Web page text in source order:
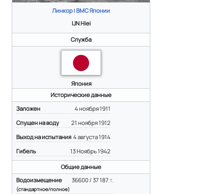
Линкор | ВМС Японии
IJN Hiei
Служба
Япония
Исторические данные
4 ноября 1911
Заложен
21 ноября 1912
Спущен на воду
4 августа 1914
Выход на испытания
13 Ноябрь 1942
Гибель
Общие данные
36600 / 37 187т.
Водоизмещение
(стандартное/полное)